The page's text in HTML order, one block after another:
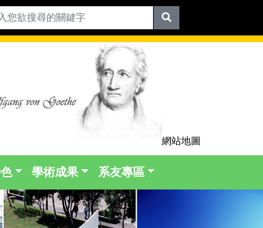
網站地圖
學術成果 系友專區